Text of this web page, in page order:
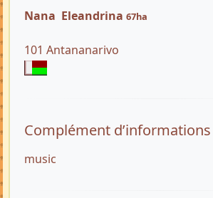
Nana Eleandrina 67ha
101 Antananarivo
Complément d’informations
music